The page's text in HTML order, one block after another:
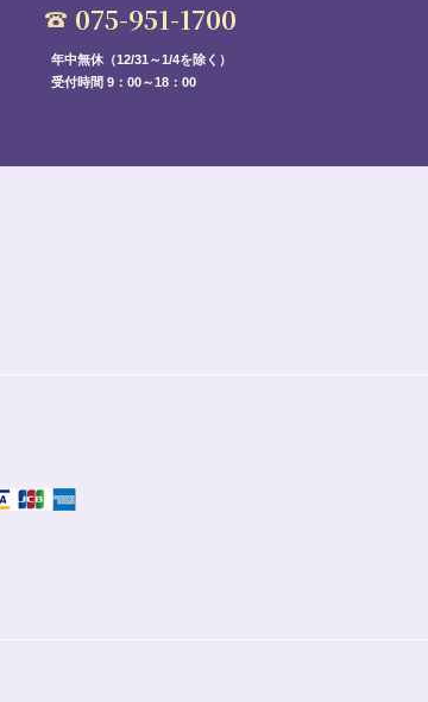
075-951-1700
年中無休（12/31～1/4を除く）
受付時間 9：00～18：00